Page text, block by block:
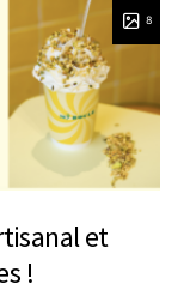
8
et
!